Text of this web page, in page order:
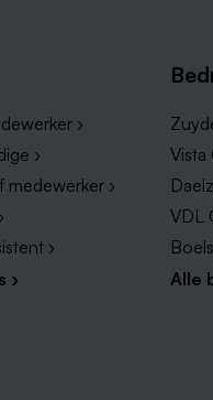
de resultaten.
communicatieve en
›
›
medewerker ›
›
›
Vista
VDL
Alle